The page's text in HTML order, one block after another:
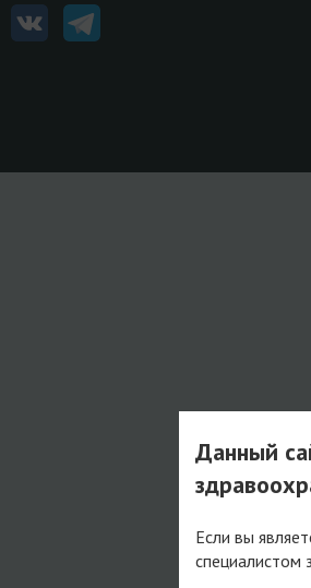
Данный
Если вы
специалистом